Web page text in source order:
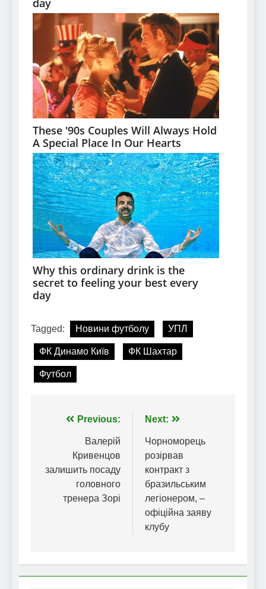
Tagged: Новини футболу УПЛ
ФК Динамо Київ ФК Шахтар
Футбол
Навігація
записів
Previous:
Валерій
Кривенцов
залишить посаду
головного
тренера Зорі
Next:
Чорноморець
розірвав
контракт з
бразильським
легіонером, –
офіційна заяву
клубу